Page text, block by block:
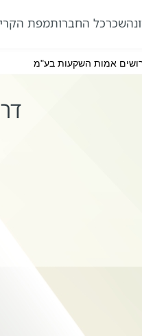
שכרכל החברותמפת
אמות השקעות בע"מ